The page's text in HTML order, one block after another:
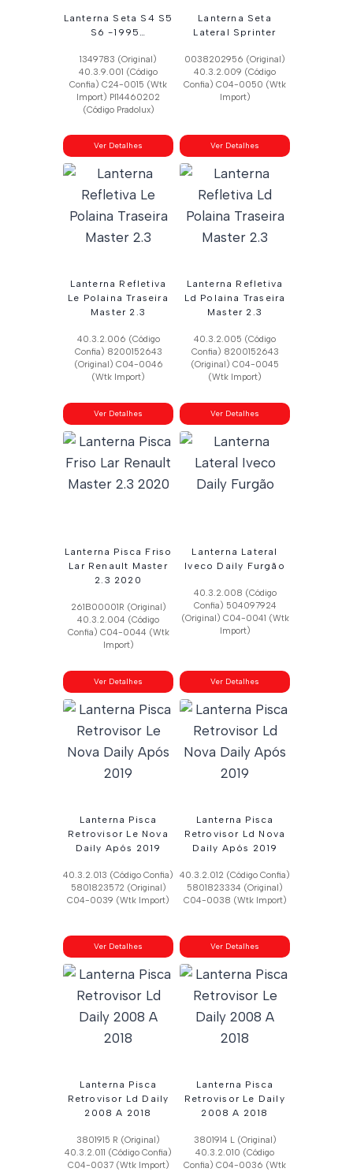
Lanterna Seta S4 S5
S6 -1995…
1349783 (Original)
40.3.9.001 (Código
Confia) C24-0015 (Wtk
Import) Pl14460202
(Código Pradolux)
Ver Detalhes
Lanterna Seta
Lateral Sprinter
0038202956 (Original)
40.3.2.009 (Código
Confia) C04-0050 (Wtk
Import)
Ver Detalhes
Lanterna Refletiva
Le Polaina Traseira
Master 2.3
40.3.2.006 (Código
Confia) 8200152643
(Original) C04-0046
(Wtk Import)
Ver Detalhes
Lanterna Refletiva
Ld Polaina Traseira
Master 2.3
40.3.2.005 (Código
Confia) 8200152643
(Original) C04-0045
(Wtk Import)
Ver Detalhes
Lanterna Pisca Friso
Lar Renault Master
2.3 2020
261B00001R (Original)
40.3.2.004 (Código
Confia) C04-0044 (Wtk
Import)
Ver Detalhes
Lanterna Lateral
Iveco Daily Furgão
40.3.2.008 (Código
Confia) 504097924
(Original) C04-0041 (Wtk
Import)
Ver Detalhes
Lanterna Pisca
Retrovisor Le Nova
Daily Após 2019
40.3.2.013 (Código Confia)
5801823572 (Original)
C04-0039 (Wtk Import)
Ver Detalhes
Lanterna Pisca
Retrovisor Ld Nova
Daily Após 2019
40.3.2.012 (Código Confia)
5801823334 (Original)
C04-0038 (Wtk Import)
Ver Detalhes
Lanterna Pisca
Retrovisor Ld Daily
2008 A 2018
3801915 R (Original)
40.3.2.011 (Código Confia)
C04-0037 (Wtk Import)
Lanterna Pisca
Retrovisor Le Daily
2008 A 2018
3801914 L (Original)
40.3.2.010 (Código
Confia) C04-0036 (Wtk